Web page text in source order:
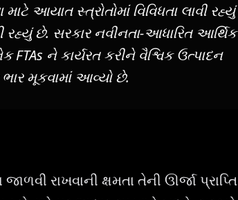
આયાત સ્ત્રોતોમાં વિવિધતા લાવી રહ્યું
રહ્યું છે. સરકાર નવીનતા-આધારિત આર્થિક
ને કાર્યરત કરીને વૈશ્વિક ઉત્પાદન
મૂકવામાં આવ્યો છે.
રાખવાની ક્ષમતા તેની ઊર્જા પ્રાપ્તિ